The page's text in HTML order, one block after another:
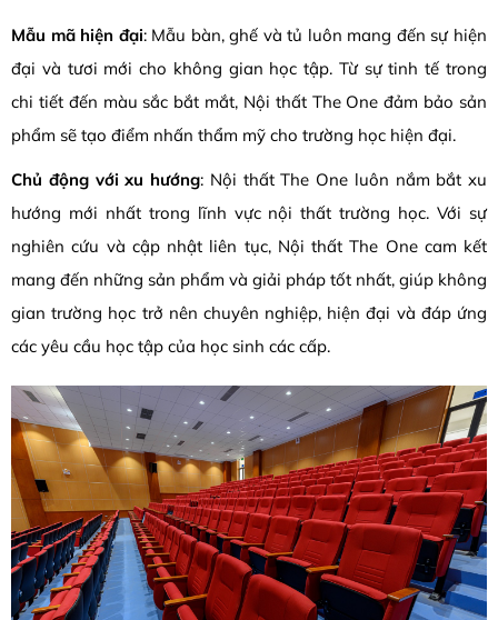
Mẫu mã hiện đại: Mẫu bàn, ghế và tủ luôn mang đến sự hiện
đại và tươi mới cho không gian học tập. Từ sự tinh tế trong
chi tiết đến màu sắc bắt mắt, Nội thất The One đảm bảo sản
phẩm sẽ tạo điểm nhấn thẩm mỹ cho trường học hiện đại.
Chủ động với xu hướng: Nội thất The One luôn nắm bắt xu
hướng mới nhất trong lĩnh vực nội thất trường học. Với sự
nghiên cứu và cập nhật liên tục, Nội thất The One cam kết
mang đến những sản phẩm và giải pháp tốt nhất, giúp không
gian trường học trở nên chuyên nghiệp, hiện đại và đáp ứng
các yêu cầu học tập của học sinh các cấp.